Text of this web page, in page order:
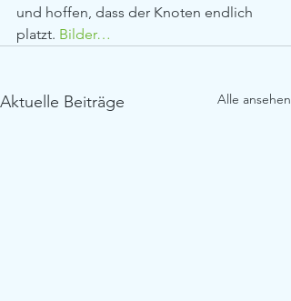
und hoffen, dass der Knoten endlich
platzt. Bilder…
Aktuelle Beiträge Alle ansehen